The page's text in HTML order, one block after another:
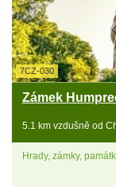
7CZ-030
Zámek
5.1 km vzdušně od
Hrady, zámky,